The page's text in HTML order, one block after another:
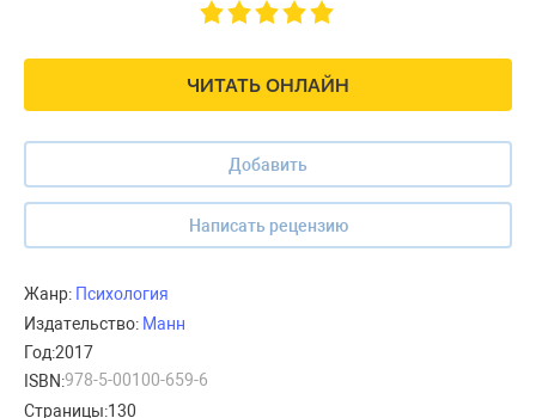
ЧИТАТЬ ОНЛАЙН
Добавить
Написать рецензию
Жанр: Психология
Издательство: Манн
Год:2017
ISBN:978-5-00100-659-6
Страницы:130